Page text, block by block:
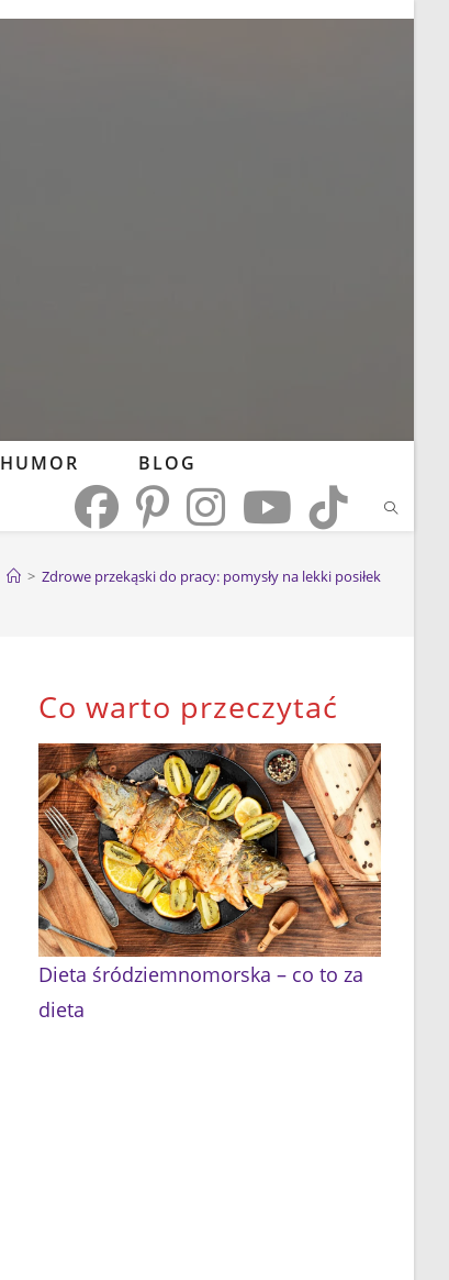
HUMOR BLOG
> Zdrowe przekąski do pracy: pomysły na lekki posiłek
Co warto przeczytać
Dieta śródziemnomorska – co to za
dieta